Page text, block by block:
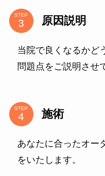
STEP 原因説明
当院で良くなるかど
問題点をご説明させ
STEP 施術
あなたに合ったオー
をいたします。